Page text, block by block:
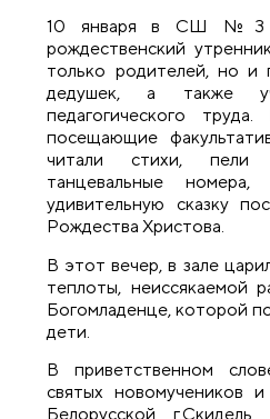
10 января в СШ №3
рождественский
только родителей, но и
дедушек, а также
педагогического
посещающие
читали стихи, пели
танцевальные
удивительную сказку
Рождества Христова.
В этот вечер, в зале
теплоты, неиссякаемой
Богомладенце, которой
дети.
В приветственном
святых новомучеников
Белорусской